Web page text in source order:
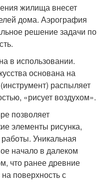
жилища внесет
дома. Аэрография
решение задачи по
в использовании.
основана на
распыляет
«рисует воздухом».
позволяет
элементы рисунка,
Уникальная
начало в далеком
что ранее древние
поверхность с